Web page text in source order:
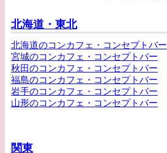
北海道・東北
北海道のコンカフェ・コンセプトバー
宮城のコンカフェ・コンセプトバー
秋田のコンカフェ・コンセプトバー
福島のコンカフェ・コンセプトバー
岩手のコンカフェ・コンセプトバー
山形のコンカフェ・コンセプトバー
関東